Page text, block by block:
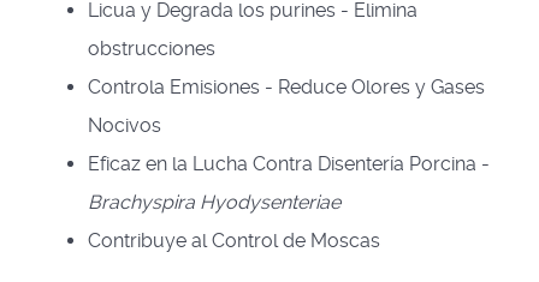
Licua y Degrada los purines - Elimina
obstrucciones
Controla Emisiones - Reduce Olores y Gases
Nocivos
Eficaz en la Lucha Contra Disentería Porcina -
Brachyspira Hyodysenteriae
Contribuye al Control de Moscas